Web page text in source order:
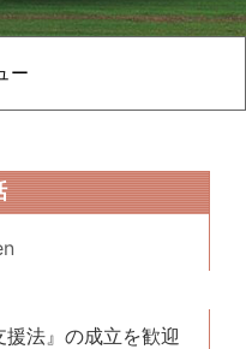
ー
援法』の成立を歓迎